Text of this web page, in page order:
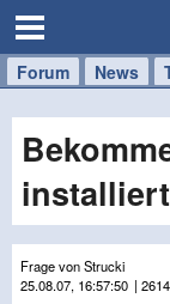
Forum News
Handy
Tablet
Windows
Mac
Frage von Strucki
25.08.07, 16:57:50 |